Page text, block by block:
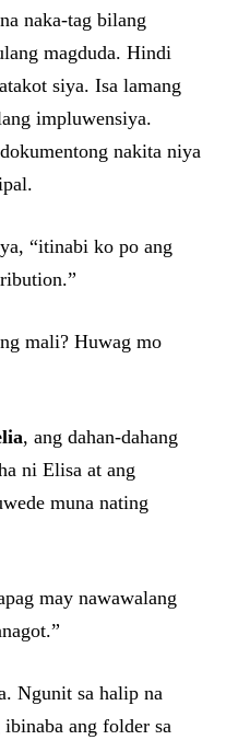
naka-tag bilang
magduda. Hindi
siya. Isa lamang
impluwensiya.
nakita niya
“itinabi ko po ang
mali? Huwag mo
, ang dahan-dahang
ni Elisa at ang
muna nating
may nawawalang
Ngunit sa halip na
ang folder sa